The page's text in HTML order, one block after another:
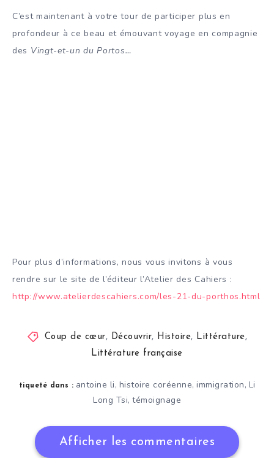
C’est maintenant à votre tour de participer plus en
profondeur à ce beau et émouvant voyage en compagnie
des Vingt-et-un du Portos…
Pour plus d’informations, nous vous invitons à vous
rendre sur le site de l’éditeur l’Atelier des Cahiers :
http://www.atelierdescahiers.com/les-21-du-porthos.html
Coup de cœur, Découvrir, Histoire, Littérature,
Littérature française
tiqueté dans : antoine li, histoire coréenne, immigration, Li
Long Tsi, témoignage
Afficher les commentaires